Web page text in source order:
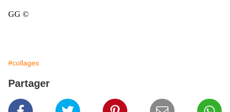
GG ©
#collages
Partager